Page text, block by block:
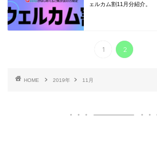
ェルカム割11月分紹介。
1 2
HOME 2019年 11月